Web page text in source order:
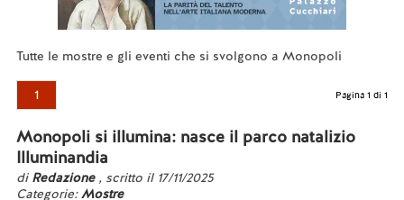
Tutte le mostre e gli eventi che si svolgono a Monopoli
1 Pagina 1 di 1
Monopoli si illumina: nasce il parco natalizio
Illuminandia
di Redazione , scritto il 17/11/2025
Categorie:Mostre